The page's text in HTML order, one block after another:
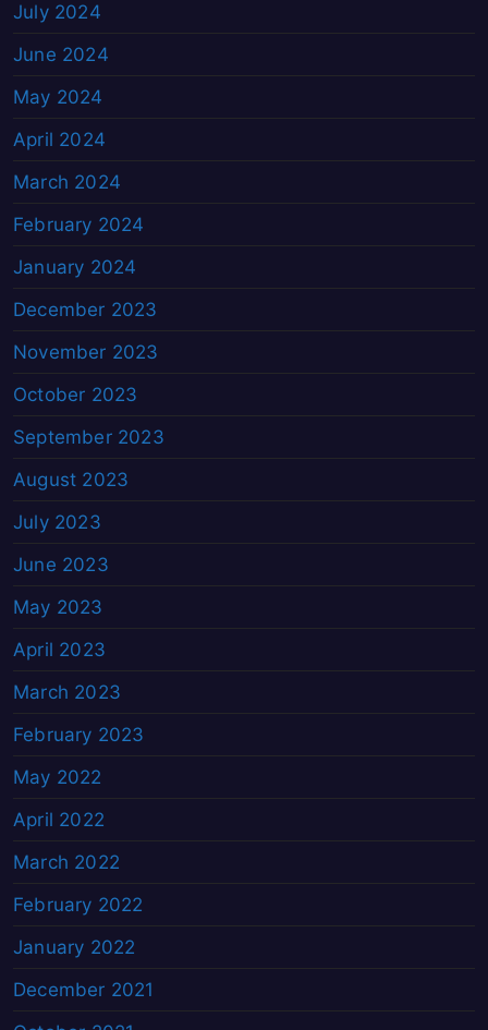
July 2024
June 2024
May 2024
April 2024
March 2024
February 2024
January 2024
December 2023
November 2023
October 2023
September 2023
August 2023
July 2023
June 2023
May 2023
April 2023
March 2023
February 2023
May 2022
April 2022
March 2022
February 2022
January 2022
December 2021